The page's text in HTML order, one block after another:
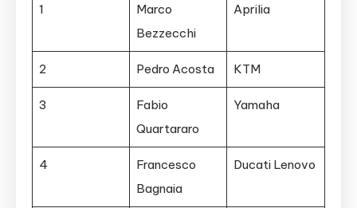
1
Marco
Bezzecchi
Aprilia
2 Pedro Acosta KTM
3
Fabio
Quartararo
Yamaha
4
Francesco
Bagnaia
Ducati Lenovo